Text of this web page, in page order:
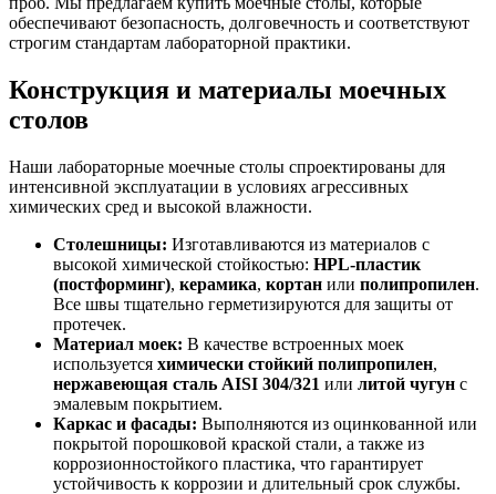
обеспечивают безопасность, долговечность и соответствуют
строгим стандартам лабораторной практики.
Конструкция и материалы моечных
столов
Наши лабораторные моечные столы спроектированы для
интенсивной эксплуатации в условиях агрессивных
химических сред и высокой влажности.
Столешницы: Изготавливаются из материалов с
высокой химической стойкостью: HPL-пластик
(постформинг), керамика, кортан или полипропилен.
Все швы тщательно герметизируются для защиты от
протечек.
Материал моек: В качестве встроенных моек
используется химически стойкий полипропилен,
нержавеющая сталь AISI 304/321 или литой чугун с
эмалевым покрытием.
Каркас и фасады: Выполняются из оцинкованной или
покрытой порошковой краской стали, а также из
коррозионностойкого пластика, что гарантирует
устойчивость к коррозии и длительный срок службы.